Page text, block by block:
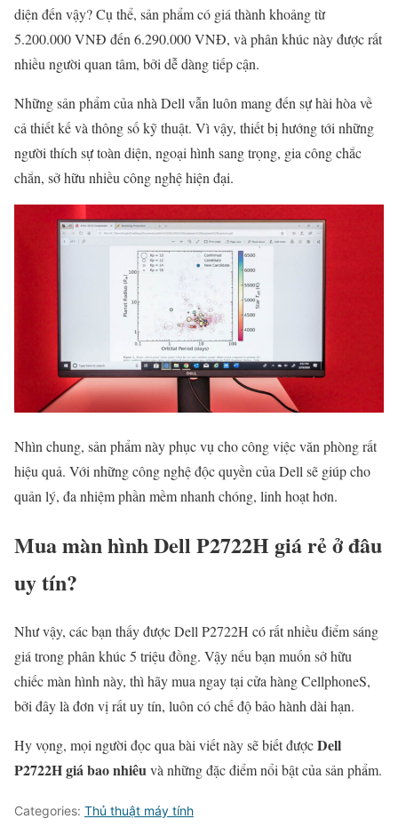
diện đến vậy? Cụ thể, sản phẩm có giá thành khoảng từ
5.200.000 VNĐ đến 6.290.000 VNĐ, và phân khúc này được rất
nhiều người quan tâm, bởi dễ dàng tiếp cận.
Những sản phẩm của nhà Dell vẫn luôn mang đến sự hài hòa về
cả thiết kế và thông số kỹ thuật. Vì vậy, thiết bị hướng tới những
người thích sự toàn diện, ngoại hình sang trọng, gia công chắc
chắn, sở hữu nhiều công nghệ hiện đại.
Nhìn chung, sản phẩm này phục vụ cho công việc văn phòng rất
hiệu quả. Với những công nghệ độc quyền của Dell sẽ giúp cho
quản lý, đa nhiệm phần mềm nhanh chóng, linh hoạt hơn.
Mua màn hình Dell P2722H giá rẻ ở đâu
uy tín?
Như vậy, các bạn thấy được Dell P2722H có rất nhiều điểm sáng
giá trong phân khúc 5 triệu đồng. Vậy nếu bạn muốn sở hữu
chiếc màn hình này, thì hãy mua ngay tại cửa hàng CellphoneS,
bởi đây là đơn vị rất uy tín, luôn có chế độ bảo hành dài hạn.
Hy vọng, mọi người đọc qua bài viết này sẽ biết đượcDell
P2722H giá bao nhiêuvà những đặc điểm nổi bật của sản phẩm.
Categories: Thủ thuật máy tính